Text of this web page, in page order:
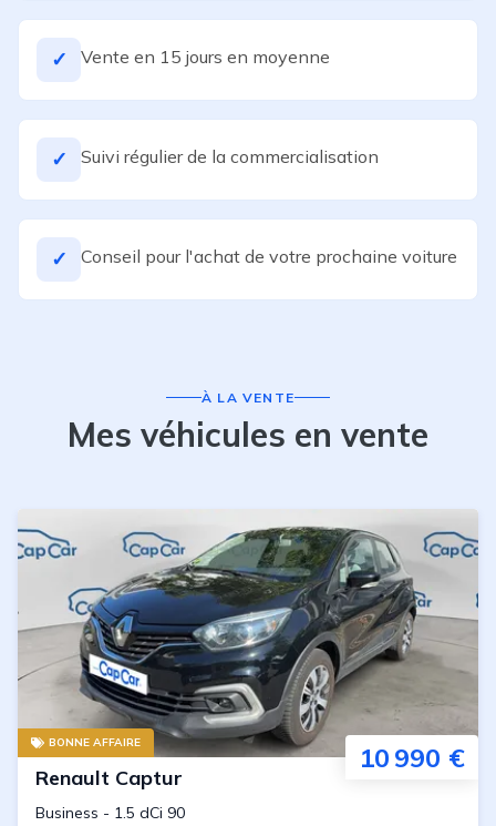
✓ Vente en 15 jours en moyenne
✓ Suivi régulier de la commercialisation
✓ Conseil pour l'achat de votre prochaine voiture
À LA VENTE
Mes véhicules en vente
BONNE AFFAIRE 10 990 €
Renault Captur
Business - 1.5 dCi 90